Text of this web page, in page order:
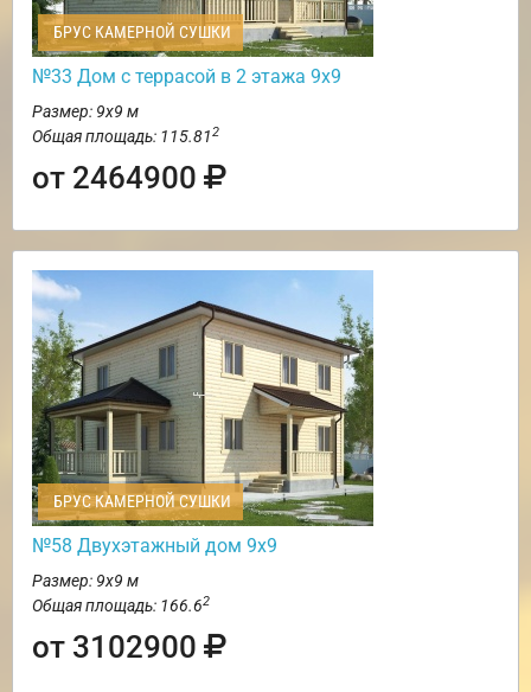
БРУС КАМЕРНОЙ СУШКИ
№33 Дом с террасой в 2 этажа 9х9
Размер: 9х9 м
Общая площадь: 115.812
от 2464900
БРУС КАМЕРНОЙ СУШКИ
№58 Двухэтажный дом 9х9
Размер: 9х9 м
Общая площадь: 166.62
от 3102900